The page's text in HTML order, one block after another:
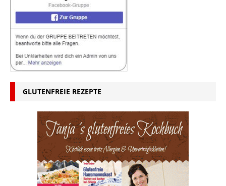
GLUTENFREIE REZEPTE